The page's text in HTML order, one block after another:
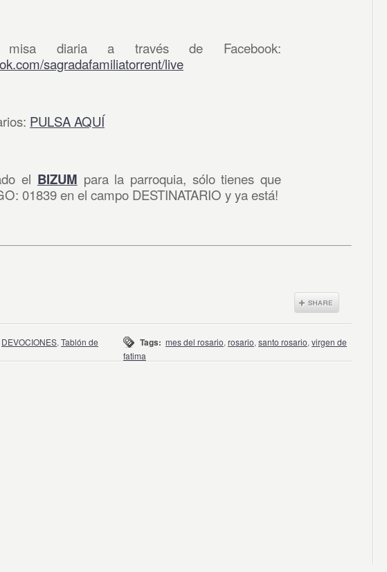
diaria a través de Facebook:
sagradafamiliatorrent/live
PULSA AQUÍ
el BIZUM para la parroquia, sólo tienes que
01839 en el campo DESTINATARIO y ya está!
DEVOCIONES, Tablón de
Tags: mes del rosario, rosario, santo rosario, virgen de
fatima